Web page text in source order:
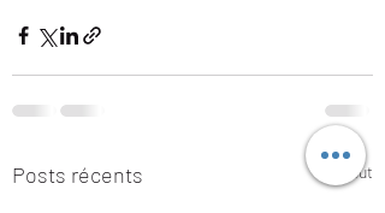
Posts récents Voir tout